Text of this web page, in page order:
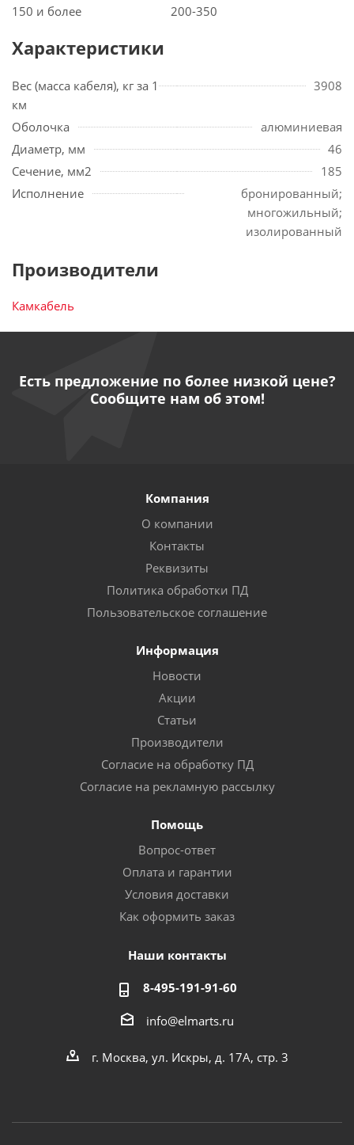
150 и более
200-350
Характеристики
Вес (масса кабеля), кг за 1
км
3908
Оболочка
алюминиевая
Диаметр, мм
46
Сечение, мм2
185
Исполнение
бронированный;
многожильный;
изолированный
Производители
Камкабель
Есть предложение по более низкой цене?
Сообщите нам об этом!
Компания
О компании
Контакты
Реквизиты
Политика обработки ПД
Пользовательское соглашение
Информация
Новости
Акции
Статьи
Производители
Согласие на обработку ПД
Согласие на рекламную рассылку
Помощь
Вопрос-ответ
Оплата и гарантии
Условия доставки
Как оформить заказ
Наши контакты
8-495-191-91-60
info@elmarts.ru
г. Москва, ул. Искры, д. 17А, стр. 3